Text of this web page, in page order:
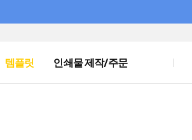
템플릿 인쇄물 제작/주문